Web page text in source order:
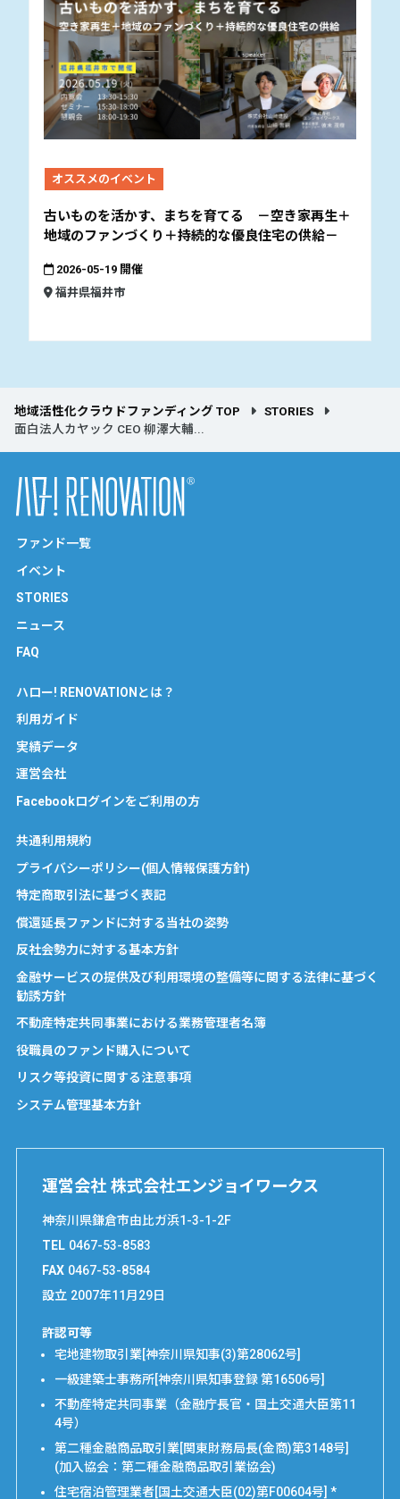
オススメのイベント
古いものを活かす、まちを育てる －空き家再生＋
地域のファンづくり＋持続的な優良住宅の供給－
2026-05-19 開催
福井県福井市
地域活性化クラウドファンディング TOP
STORIES
面白法人カヤック CEO 柳澤大輔...
ファンド一覧
イベント
STORIES
ニュース
FAQ
ハロー! RENOVATIONとは？
利用ガイド
実績データ
運営会社
Facebookログインをご利用の方
共通利用規約
プライバシーポリシー(個人情報保護方針)
特定商取引法に基づく表記
償還延長ファンドに対する当社の姿勢
反社会勢力に対する基本方針
金融サービスの提供及び利用環境の整備等に関する法律に基づく
勧誘方針
不動産特定共同事業における業務管理者名簿
役職員のファンド購入について
リスク等投資に関する注意事項
システム管理基本方針
運営会社 株式会社エンジョイワークス
神奈川県鎌倉市由比ガ浜1-3-1-2F
TEL 0467-53-8583
FAX 0467-53-8584
設立 2007年11月29日
許認可等
宅地建物取引業[神奈川県知事(3)第28062号]
一級建築士事務所[神奈川県知事登録 第16506号]
不動産特定共同事業（金融庁長官・国土交通大臣第11
4号）
第二種金融商品取引業[関東財務局長(金商)第3148号]
(加入協会：第二種金融商品取引業協会)
住宅宿泊管理業者[国土交通大臣(02)第F00604号] *